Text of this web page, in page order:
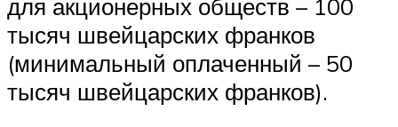
для акционерных обществ – 100
тысяч швейцарских франков
(минимальный оплаченный – 50
тысяч швейцарских франков).